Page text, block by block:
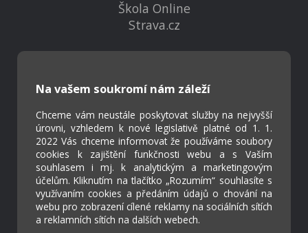
Na vašem soukromí nám záleží
Chceme vám neustále poskytovat služby na nejvyšší
úrovni, vzhledem k nové legislativě platné od 1. 1.
2022 Vás chceme informovat že používáme soubory
cookies k zajištění funkčnosti webu a s Vaším
souhlasem i mj. k analytickým a marketingovým
účelům. Kliknutím na tlačítko „Rozumím“ souhlasíte s
využívaním cookies a předáním údajů o chování na
webu pro zobrazení cílené reklamy na sociálních sítích
a reklamních sítích na dalších webech.
Škola Online
Strava.cz
Projekty
Cookies
Přístupnost
Přihlášení